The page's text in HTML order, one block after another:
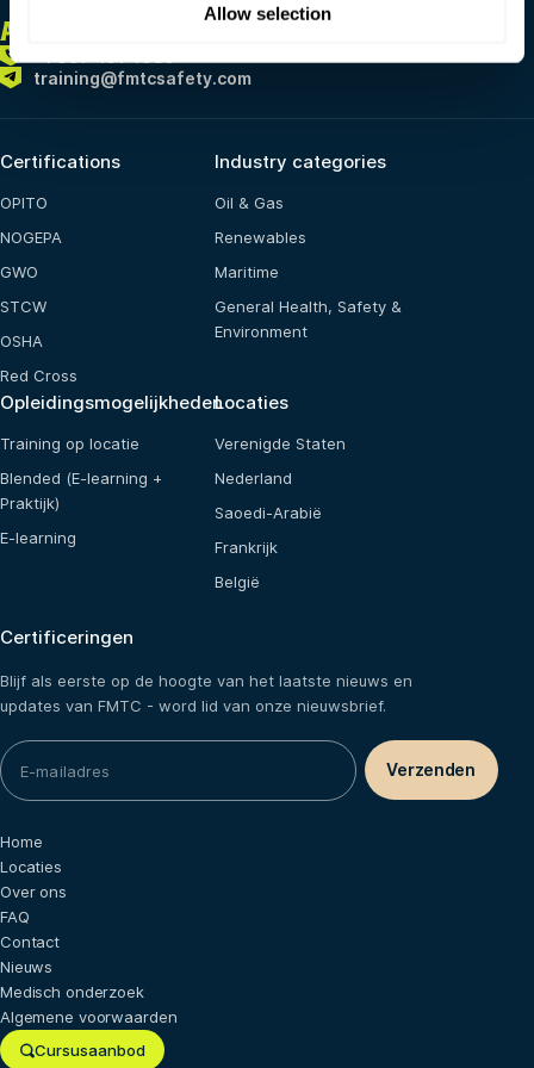
Allow selection
ALTIJD
training@fmtcsafety.com
Certifications
OPITO
NOGEPA
GWO
STCW
OSHA
Red Cross
Industry categories
Oil & Gas
Renewables
Maritime
General Health, Safety &
Environment
Opleidingsmogelijkheden
Training op locatie
Blended (E-learning +
Praktijk)
E-learning
Locaties
Verenigde Staten
Nederland
Saoedi-Arabië
Frankrijk
België
Certificeringen
Blijf als eerste op de hoogte van het laatste nieuws en
updates van FMTC - word lid van onze nieuwsbrief.
Cursusaanbod
Home
Locaties
Over ons
FAQ
Contact
Nieuws
Medisch onderzoek
Algemene voorwaarden